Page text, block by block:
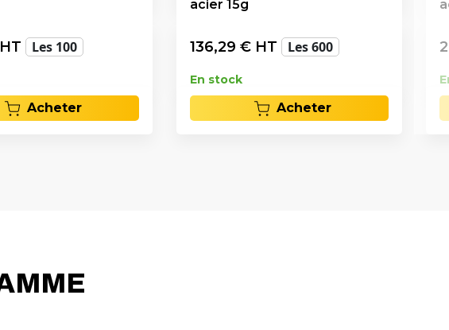
Les 100
Acheter
acier 15g
136,29 € HT Les 600
En stock
Acheter